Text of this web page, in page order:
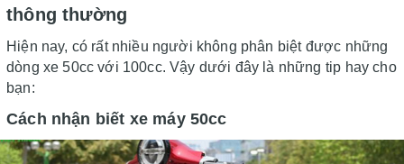
thông thường
Hiện nay, có rất nhiều người không phân biệt được những
dòng xe 50cc với 100cc. Vậy dưới đây là những tip hay cho
bạn:
Cách nhận biết xe máy 50cc